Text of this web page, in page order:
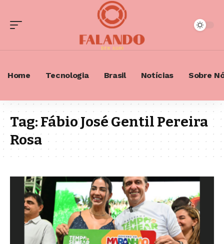
Home Tecnologia Brasil Notícias Sobre
Tag:Fábio José Gentil Pereira
Rosa